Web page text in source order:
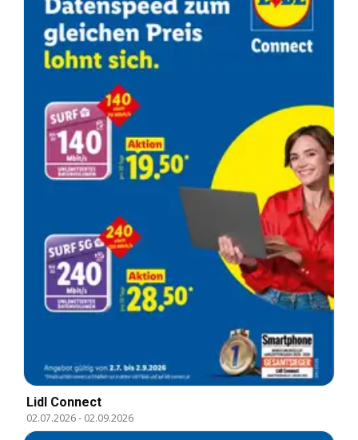
Lidl Connect
02.07.2026- 02.09.2026